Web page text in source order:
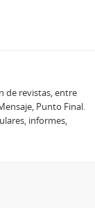
de revistas, entre
Punto Final.
informes,